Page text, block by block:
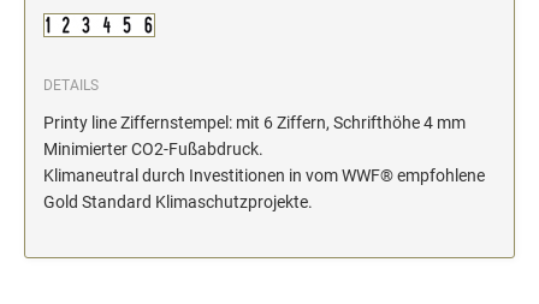
DETAILS
Printy line Ziffernstempel: mit 6 Ziffern, Schrifthöhe 4 mm
Minimierter CO2-Fußabdruck.
Klimaneutral durch Investitionen in vom WWF® empfohlene
Gold Standard Klimaschutzprojekte.